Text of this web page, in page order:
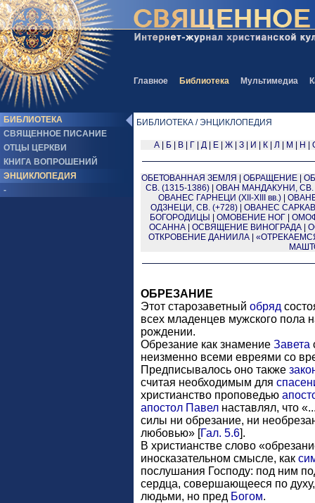
Главное Библиотека Мультимедиа
БИБЛИОТЕКА
СВЯЩЕННОЕ ПИСАНИЕ
ОТЦЫ ЦЕРКВИ
КНИГА ВОПРОШЕНИЙ
ЭНЦИКЛОПЕДИЯ
-
БИБЛИОТЕКА / ЭНЦИКЛОПЕДИЯ
А| Б| В| Г| Д| Е| Ж| З| И К| Л М Н
ОБЕТОВАННАЯ ЗЕМЛЯ ОБРАЩЕНИЕ
СВ. (1315-1386)| ОВАН МАНДАКУНИ, СВ.
ОВАНЕС ГАРНЕЦИ (XII-XIII вв.)|
ОДЗНЕЦИ, СВ. (+728)| ОВАНЕС
БОГОРОДИЦЫ
ОМОВЕНИЕ НОГ
ОСАННА| ОСВЯЩЕНИЕ ВИНОГРАДА|
ОТКРОВЕНИЕ ДАНИИЛА
ОБРЕЗАНИЕ
Этот старозаветный обряд
всех младенцев мужского пола
рождении.
Обрезание как знамение Завета
неизменно всеми евреями со
Предписывалось оно также
считая необходимым для
христианство проповедью
апостол Павел наставлял, что
силы ни обрезание, ни
любовью» [Гал. 5.6].
В христианстве слово
иносказательном смысле, как
послушания Господу: под ним
сердца, совершающееся по
людьми, но пред Богом.